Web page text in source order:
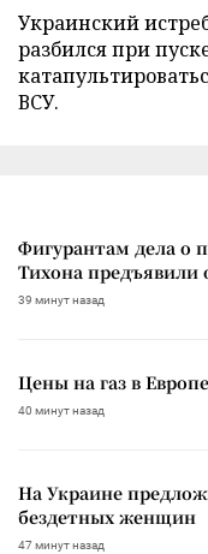
Украинский
разбился при
ВСУ.
Фигурантам дела о
Тихона предъявили
39 минут назад
Цены на газ в
40 минут назад
На Украине
бездетных женщин
47 минут назад